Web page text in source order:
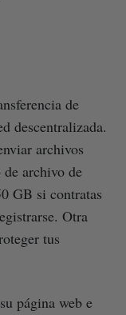
de
descentralizada.
archivos
archivo de
GB si contratas
Otra
tus
página web e